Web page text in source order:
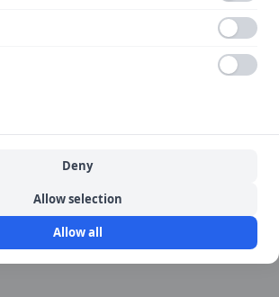
Deny
Allow selection
Allow all